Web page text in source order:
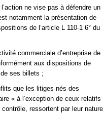
ne vise pas à défendre un
notamment la présentation de
de l’article L 110-1 6° du
commerciale d’entreprise de
aux dispositions de
ses billets ;
que les litiges nés des
« à l’exception de ceux relatifs
ressortent par leur nature